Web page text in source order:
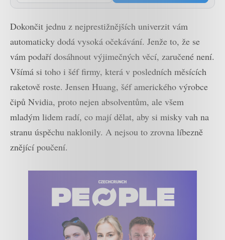
Dokončit jednu z nejprestižnějších univerzit vám
automaticky dodá vysoká očekávání. Jenže to, že se
vám podaří dosáhnout výjimečných věcí, zaručené není.
Všímá si toho i šéf firmy, která v posledních měsících
raketově roste. Jensen Huang, šéf amerického výrobce
čipů Nvidia, proto nejen absolventům, ale všem
mladým lidem radí, co mají dělat, aby si misky vah na
stranu úspěchu naklonily. A nejsou to zrovna líbezně
znějící poučení.